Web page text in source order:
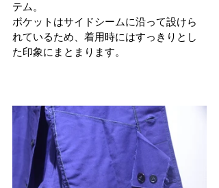
テム。
ポケットはサイドシームに沿って設けら
れているため、着用時にはすっきりとし
た印象にまとまります。